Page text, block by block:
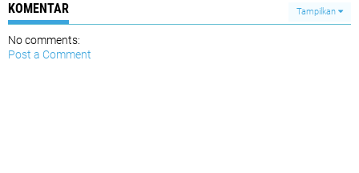
KOMENTAR Tampilkan
No comments:
Post a Comment